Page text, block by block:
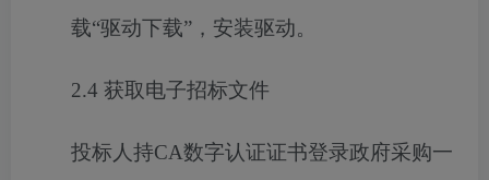
载“驱动下载”，安装驱动。
2.4 获取电子招标文件
投标人持CA数字认证证书登录政府采购一